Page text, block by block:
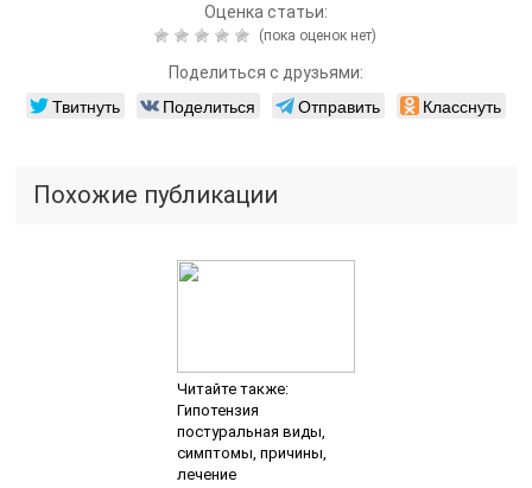
Оценка статьи:
(пока оценок нет)
Поделиться с друзьями:
Твитнуть Поделиться Отправить Класснуть
Похожие публикации
Читайте также:
Гипотензия
постуральная виды,
симптомы, причины,
лечение